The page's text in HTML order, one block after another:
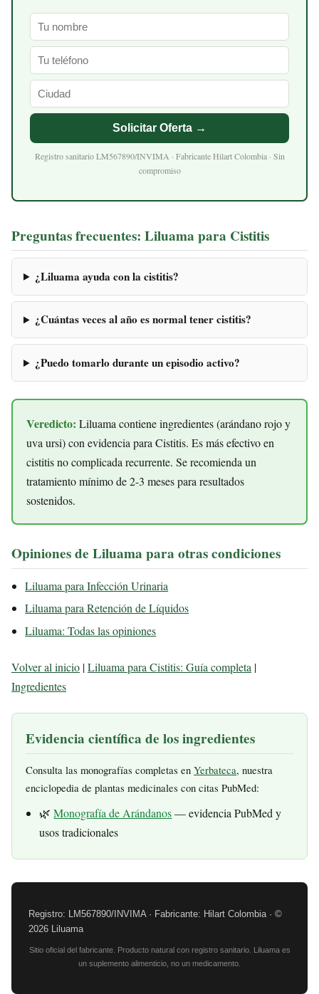
Solicitar Oferta →
Registro sanitario LM567890/INVIMA · Fabricante Hilart Colombia · Sin
compromiso
Preguntas frecuentes: Liluama para Cistitis
¿Liluama ayuda con la cistitis?
¿Cuántas veces al año es normal tener cistitis?
¿Puedo tomarlo durante un episodio activo?
Veredicto: Liluama contiene ingredientes (arándano rojo y
uva ursi) con evidencia para Cistitis. Es más efectivo en
cistitis no complicada recurrente. Se recomienda un
tratamiento mínimo de 2-3 meses para resultados
sostenidos.
Opiniones de Liluama para otras condiciones
Liluama para Infección Urinaria
Liluama para Retención de Líquidos
Liluama: Todas las opiniones
Volver al inicio |Liluama para Cistitis: Guía completa |
Ingredientes
Evidencia científica de los ingredientes
Consulta las monografías completas enYerbateca, nuestra
enciclopedia de plantas medicinales con citas PubMed:
🌿Monografía de Arándanos— evidencia PubMed y
usos tradicionales
Registro: LM567890/INVIMA · Fabricante: Hilart Colombia · ©
2026 Liluama
Sitio oficial del fabricante. Producto natural con registro sanitario. Liluama es
un suplemento alimenticio, no un medicamento.